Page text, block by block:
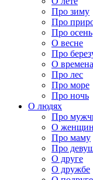
Про зиму
Про
Про осень
О весне
Про
О
Про лес
Про море
Про ночь
О людях
Про
О
Про маму
Про
О друге
О дружбе